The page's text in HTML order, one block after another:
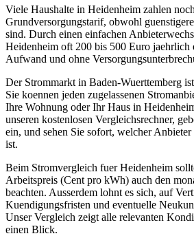
Viele Haushalte in Heidenheim zahlen
Grundversorgungstarif, obwohl
sind. Durch einen einfachen
Heidenheim oft 200 bis 500 Euro jaehrlich
Aufwand und ohne
Der Strommarkt in Baden-Wuerttemberg
Sie koennen jeden zugelassenen
Ihre Wohnung oder Ihr Haus in
unseren kostenlosen Vergleichsrechner,
ein, und sehen Sie sofort, welcher Anbieter
ist.
Beim Stromvergleich fuer Heidenheim
Arbeitspreis (Cent pro kWh) auch den
beachten. Ausserdem lohnt es sich, auf
Kuendigungsfristen und eventuelle
Unser Vergleich zeigt alle relevanten
einen Blick.